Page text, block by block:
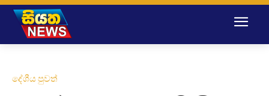
දේශීය පුවත්